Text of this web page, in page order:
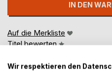
IN DEN
Auf die Merkliste
Titel bewerten
Wir respektieren den